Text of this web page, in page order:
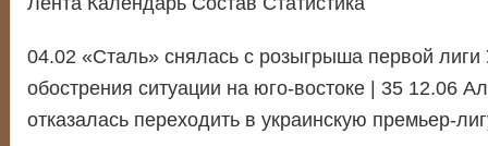
04.02 «Сталь» снялась с розыгрыша первой лиги
обострения ситуации на юго-востоке | 35 12.06
отказалась переходить в украинскую премьер-